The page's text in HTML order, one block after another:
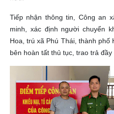
Tiếp nhận thông tin, Công an
minh, xác định người chuyển
Hoa, trú xã Phú Thái, thành
bên hoàn tất thủ tục, trao trả đầy